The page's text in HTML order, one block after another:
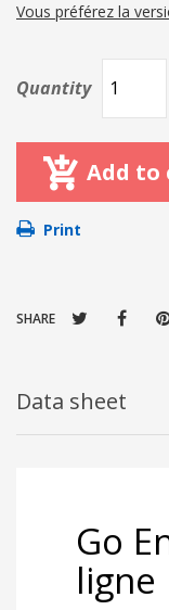
Vous préférez la
Quantity
Add to
Print
SHARE
Data sheet
Go
ligne